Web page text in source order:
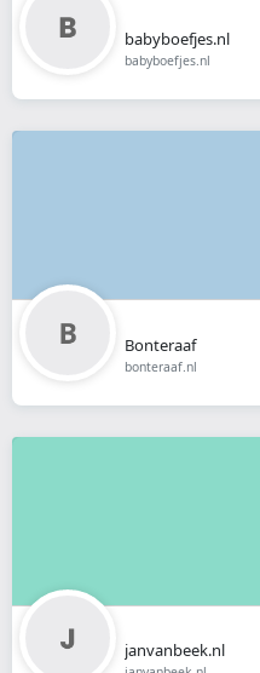
babyboefjes.nl
babyboefjes.nl
Bonteraaf
bonteraaf.nl
janvanbeek.nl